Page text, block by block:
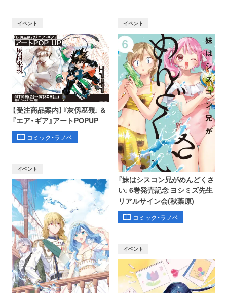
イベント
【受注商品案内】『灰仭巫覡』＆
『エア・ギア』アートPOPUP
コミック・ラノベ
イベント
『妹はシスコン兄がめんどくさ
い』6巻発売記念 ヨシミズ先生
リアルサイン会(秋葉原)
コミック・ラノベ
イベント
イベント